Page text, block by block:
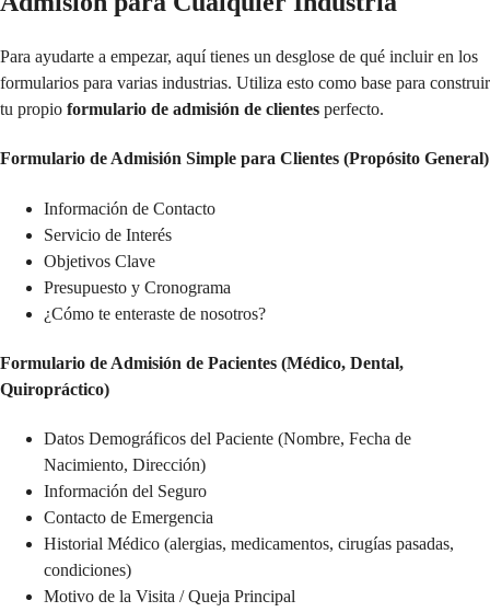
Para ayudarte a empezar, aquí tienes un desglose de qué incluir en los
formularios para varias industrias. Utiliza esto como base para construir
tu propio formulario de admisión de clientes perfecto.
Formulario de Admisión Simple para Clientes (Propósito General)
Información de Contacto
Servicio de Interés
Objetivos Clave
Presupuesto y Cronograma
¿Cómo te enteraste de nosotros?
Formulario de Admisión de Pacientes (Médico, Dental,
Quiropráctico)
Datos Demográficos del Paciente (Nombre, Fecha de
Nacimiento, Dirección)
Información del Seguro
Contacto de Emergencia
Historial Médico (alergias, medicamentos, cirugías pasadas,
condiciones)
Motivo de la Visita / Queja Principal